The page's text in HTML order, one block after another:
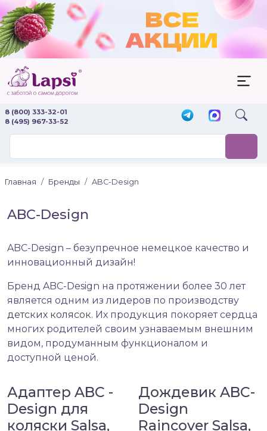
8 (800) 333-32-01
8 (495) 967-33-52
Главная Бренды ABC-Design
ABC-Design
ABC-Design – безупречное немецкое качество и
инновационный дизайн!
Бренд ABC-Design на протяжении более 30 лет
является одним из лидеров по производству
детских колясок. Их продукция покоряет сердца
многих родителей своим узнаваемым внешним
видом, продуманным функционалом и
доступной ценой.
Адаптер ABC -
Design для
коляски Salsa,
Дождевик ABC-
Design
Raincover Salsa,